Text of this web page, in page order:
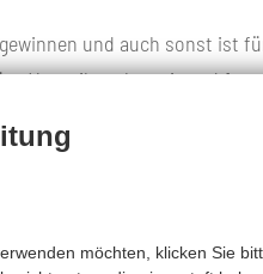
möchten, klicken Sie
und auch sonst ist
Vorweihnachtszeit und